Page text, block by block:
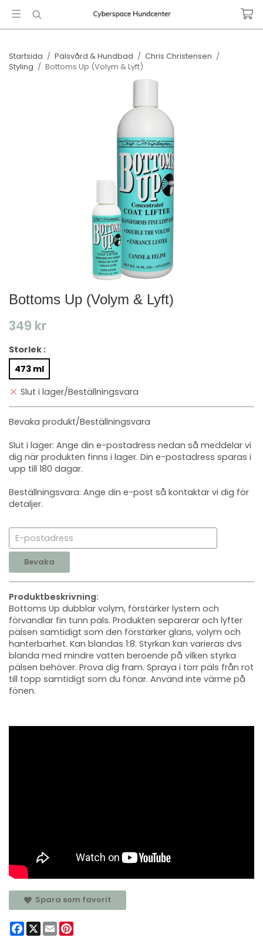
Startsida / Pälsvård & Hundbad / Chris Christensen /
Styling / Bottoms Up ​(Volym & Lyft)
Bottoms Up (Volym & Lyft)
349 kr
Storlek :
473 ml
Slut i lager/Beställningsvara
Bevaka produkt/Beställningsvara
Slut i lager: Ange din e-postadress nedan så meddelar vi
dig när produkten finns i lager. Din e-postadress sparas i
upp till 180 dagar.
Beställningsvara: Ange din e-post så kontaktar vi dig för
detaljer.
Bevaka
Produktbeskrivning:
Bottoms Up dubblar volym, förstärker lystern och
förvandlar fin tunn päls. Produkten separerar och lyfter
pälsen samtidigt som den förstärker glans, volym och
hanterbarhet. Kan blandas 1:8. Styrkan kan varieras dvs
blanda med mindre vatten beroende på vilken styrka
pälsen behöver. Prova dig fram. Spraya i torr päls från rot
till topp samtidigt som du fönar. Använd inte värme på
fönen.
Spara som favorit
Facebook
X Email